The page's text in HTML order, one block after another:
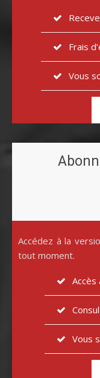
Frais
Vous
Accédez à la
tout moment.
Accès
Vous